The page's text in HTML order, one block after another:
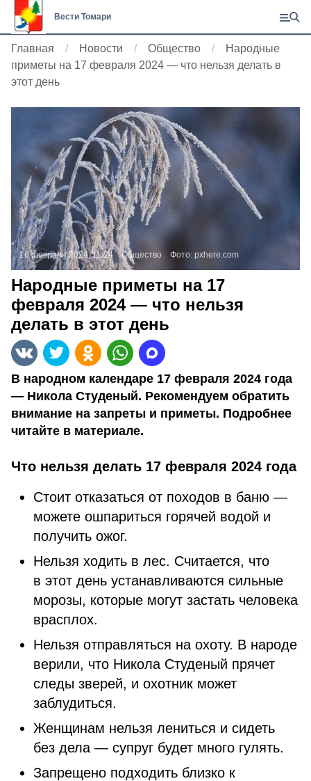
Вести Томари
Главная Новости Общество
Народные
приметы на 17 февраля 2024 — что нельзя делать в
этот день
16 февраля 2024, 11:24 Общество Фото: pxhere.com
Народные приметы на 17
февраля 2024 — что нельзя
делать в этот день
В народном календаре 17 февраля 2024 года
— Никола Студеный. Рекомендуем обратить
внимание на запреты и приметы. Подробнее
читайте в материале.
Что нельзя делать 17 февраля 2024 года
Стоит отказаться от походов в баню —
можете ошпариться горячей водой и
получить ожог.
Нельзя ходить в лес. Считается, что
в этот день устанавливаются сильные
морозы, которые могут застать человека
врасплох.
Нельзя отправляться на охоту. В народе
верили, что Никола Студеный прячет
следы зверей, и охотник может
заблудиться.
Женщинам нельзя лениться и сидеть
без дела — супруг будет много гулять.
Запрещено подходить близко к